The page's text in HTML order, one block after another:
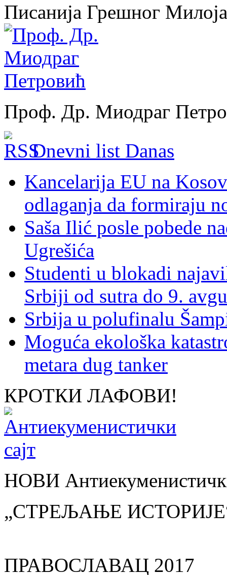
Писанија Грешног Милоја
Проф. Др. Миодраг
Dnevni list Danas
Kancelarija EU na
odlaganja da formiraju
Saša Ilić posle pobede
Ugrešića
Studenti u blokadi
Srbiji od sutra do 9.
Srbija u polufinalu
Moguća ekološka
metara dug tanker
КРОТКИ ЛАФОВИ!
НОВИ
„СТРЕЉАЊЕ
ПРАВОСЛАВАЦ 2017